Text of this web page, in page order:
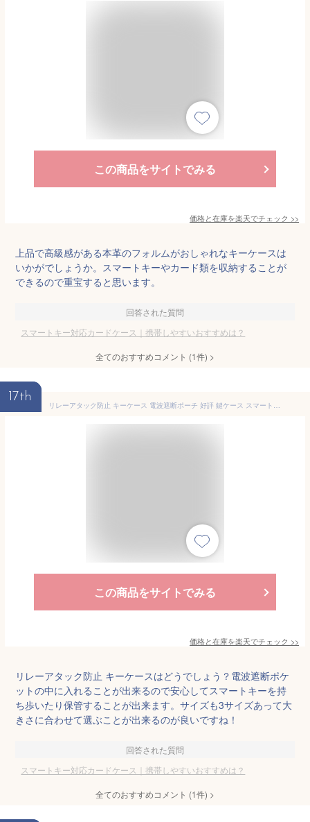
この商品をサイトでみる
価格と在庫を楽天でチェック >>
上品で高級感がある本革のフォルムがおしゃれなキーケースは
いかがでしょうか。スマートキーやカード類を収納することが
できるので重宝すると思います。
回答された質問
スマートキー対応カードケース｜携帯しやすいおすすめは？
全てのおすすめコメント (1件) >
17th
リレーアタック防止 キーケース 電波遮断ポーチ 好評 鍵ケース スマートキーケース カードケース 車 リレーアタック防止用キーケース カード スマホ 電波遮断ポケット リレーアタック対策
この商品をサイトでみる
価格と在庫を楽天でチェック >>
リレーアタック防止 キーケースはどうでしょう？電波遮断ポケ
ットの中に入れることが出来るので安心してスマートキーを持
ち歩いたり保管することが出来ます。サイズも3サイズあって大
きさに合わせて選ぶことが出来るのが良いですね！
回答された質問
スマートキー対応カードケース｜携帯しやすいおすすめは？
全てのおすすめコメント (1件) >